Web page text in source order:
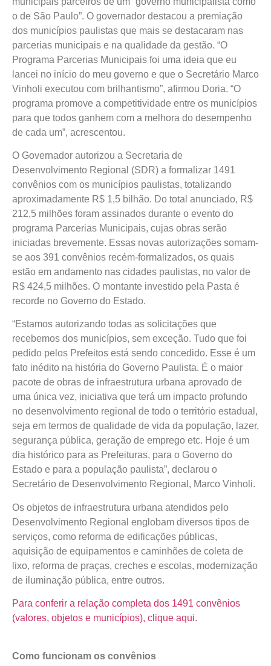
o de São Paulo”. O governador destacou a premiação
dos municípios paulistas que mais se destacaram nas
parcerias municipais e na qualidade da gestão. “O
Programa Parcerias Municipais foi uma ideia que eu
lancei no início do meu governo e que o Secretário Marco
Vinholi executou com brilhantismo”, afirmou Doria. “O
programa promove a competitividade entre os municípios
para que todos ganhem com a melhora do desempenho
de cada um”, acrescentou.
O Governador autorizou a Secretaria de
Desenvolvimento Regional (SDR) a formalizar 1491
convênios com os municípios paulistas, totalizando
aproximadamente R$ 1,5 bilhão. Do total anunciado, R$
212,5 milhões foram assinados durante o evento do
programa Parcerias Municipais, cujas obras serão
iniciadas brevemente. Essas novas autorizações somam-
se aos 391 convênios recém-formalizados, os quais
estão em andamento nas cidades paulistas, no valor de
R$ 424,5 milhões. O montante investido pela Pasta é
recorde no Governo do Estado.
“Estamos autorizando todas as solicitações que
recebemos dos municípios, sem exceção. Tudo que foi
pedido pelos Prefeitos está sendo concedido. Esse é um
fato inédito na história do Governo Paulista. É o maior
pacote de obras de infraestrutura urbana aprovado de
uma única vez, iniciativa que terá um impacto profundo
no desenvolvimento regional de todo o território estadual,
seja em termos de qualidade de vida da população, lazer,
segurança pública, geração de emprego etc. Hoje é um
dia histórico para as Prefeituras, para o Governo do
Estado e para a população paulista”, declarou o
Secretário de Desenvolvimento Regional, Marco Vinholi.
Os objetos de infraestrutura urbana atendidos pelo
Desenvolvimento Regional englobam diversos tipos de
serviços, como reforma de edificações públicas,
aquisição de equipamentos e caminhões de coleta de
lixo, reforma de praças, creches e escolas, modernização
de iluminação pública, entre outros.
Para conferir a relação completa dos 1491 convênios
(valores, objetos e municípios), clique aqui.
Como funcionam os convênios